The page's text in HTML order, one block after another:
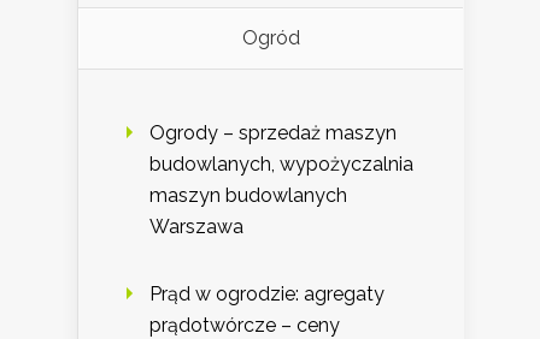
Ogród
Ogrody – sprzedaż maszyn
budowlanych, wypożyczalnia
maszyn budowlanych
Warszawa
Prąd w ogrodzie: agregaty
prądotwórcze – ceny